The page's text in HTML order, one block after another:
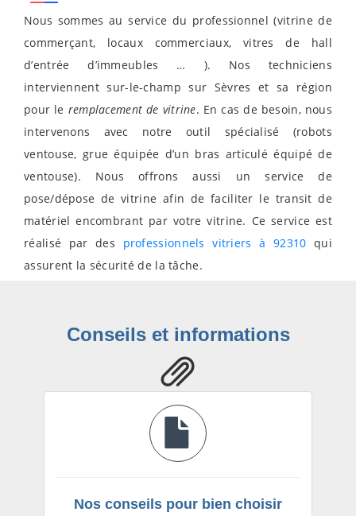
Nous sommes au service du professionnel (vitrine de
commerçant, locaux commerciaux, vitres de hall
d’entrée d’immeubles … ). Nos techniciens
interviennent sur-le-champ sur Sèvres et sa région
pour le remplacement de vitrine. En cas de besoin, nous
intervenons avec notre outil spécialisé (robots
ventouse, grue équipée d’un bras articulé équipé de
ventouse). Nous offrons aussi un service de
pose/dépose de vitrine afin de faciliter le transit de
matériel encombrant par votre vitrine. Ce service est
réalisé par des professionnels vitriers à 92310 qui
assurent la sécurité de la tâche.
Conseils et informations
Nos conseils pour bien choisir